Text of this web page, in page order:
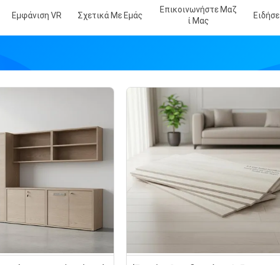
Εμφάνιση VR Σχετικά Με Εμάς
Επικοινωνήστε Μαζ
Ί Μας